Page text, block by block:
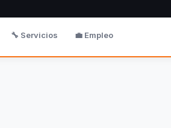
🔧 Servicios 💼 Empleo